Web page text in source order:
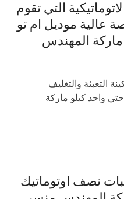
التي تقوم
عالية موديل ام تو
ماركة المهندس
التعبئة والتغليف
الاتوماتيكية موديل ام تو باك 903 حتي واحد كيلو ماركة
نصف اوتوماتيك